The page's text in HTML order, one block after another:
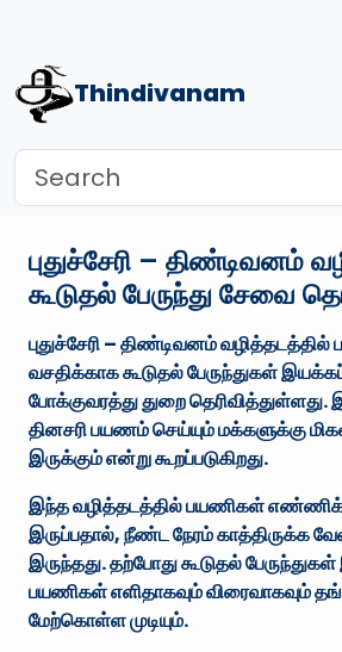
Thindivanam
புதுச்சேரி – திண்டிவனம்
கூடுதல் பேருந்து சேவை
புதுச்சேரி – திண்டிவனம்
வசதிக்காக கூடுதல் பேருந்துகள்
போக்குவரத்து துறை தெரிவித்துள்ளது.
தினசரி பயணம் செய்யும் மக்களுக்கு
இருக்கும் என்று கூறப்படுகிறது.
இந்த வழித்தடத்தில் பயணிகள்
இருப்பதால், நீண்ட நேரம் காத்திருக்க
இருந்தது. தற்போது கூடுதல்
பயணிகள் எளிதாகவும் விரைவாகவும்
மேற்கொள்ள முடியும்.